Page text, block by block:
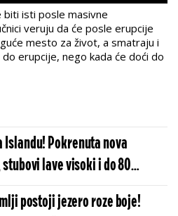
biti isti posle masivne
veruju da će posle erupcije
mesto za život, a smatraju i
erupcije, nego kada će doći do
Islandu! Pokrenuta nova
lave visoki i do 80
i elektrana u opasnosti!
postoji jezero roze boje!